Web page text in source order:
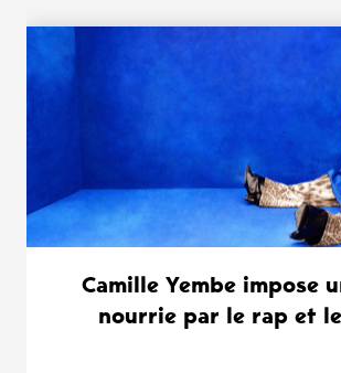
Camille Yembe impose
nourrie par le rap et